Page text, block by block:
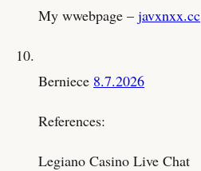
My wwebpage – javxnxx.cc
Berniece 8.7.2026
References:
Legiano Casino Live Chat